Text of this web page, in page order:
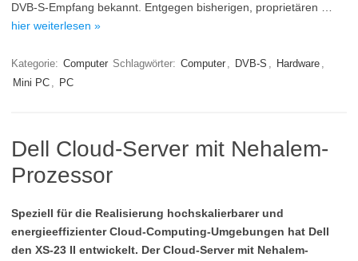
DVB-S-Empfang bekannt. Entgegen bisherigen, proprietären …
hier weiterlesen »
Kategorie: Computer Schlagwörter: Computer , DVB-S , Hardware ,
Mini PC , PC
Dell Cloud-Server mit Nehalem-
Prozessor
Speziell für die Realisierung hochskalierbarer und
energieeffizienter Cloud-Computing-Umgebungen hat Dell
den XS-23 II entwickelt. Der Cloud-Server mit Nehalem-